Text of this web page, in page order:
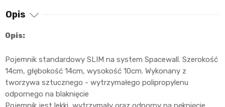
Opis
Opis:
Pojemnik standardowy SLIM na system Spacewall. Szerokość
14cm, głębokość 14cm, wysokość 10cm. Wykonany z
tworzywa sztucznego - wytrzymałego polipropylenu
odpornego na blaknięcie